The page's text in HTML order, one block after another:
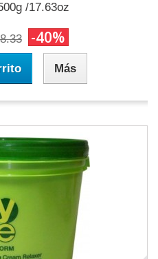
/17.63oz
-40%
Más